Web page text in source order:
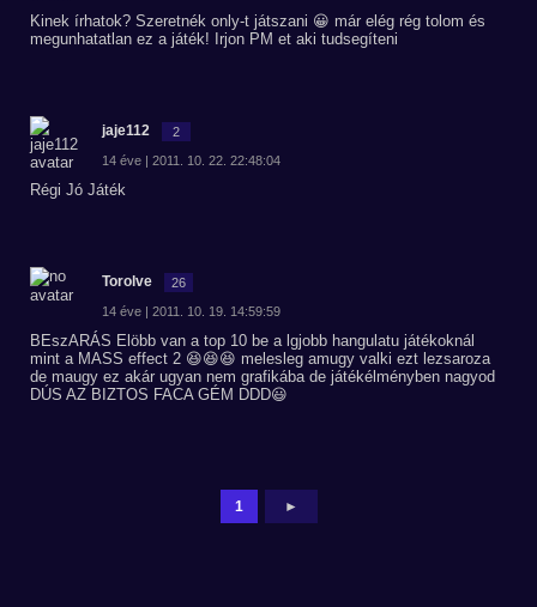
Kinek írhatok? Szeretnék only-t játszani 😀 már elég rég tolom és
megunhatatlan ez a játék! Irjon PM et aki tudsegíteni
jaje112 2
14 éve | 2011. 10. 22. 22:48:04
Régi Jó Játék
Torolve 26
14 éve | 2011. 10. 19. 14:59:59
BEszARÁS Elöbb van a top 10 be a lgjobb hangulatu játékoknál
mint a MASS effect 2 😆😆😆 melesleg amugy valki ezt lezsaroza
de maugy ez akár ugyan nem grafikába de játékélményben nagyod
DÚS AZ BIZTOS FACA GÉM DDD😃
1 ►